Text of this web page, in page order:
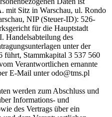
Sitz in Warschau, ul. Rondo
NIP (Steuer-ID): 526-
für die Hauptstadt
Handelsabteilung des
unter der
führt, Stammkapital 3 537 560
Verantwortlichen ernannte
E-Mail unter odo@tms.pl
werden zum Abschluss und
Informations- und
des Vertrags über ein